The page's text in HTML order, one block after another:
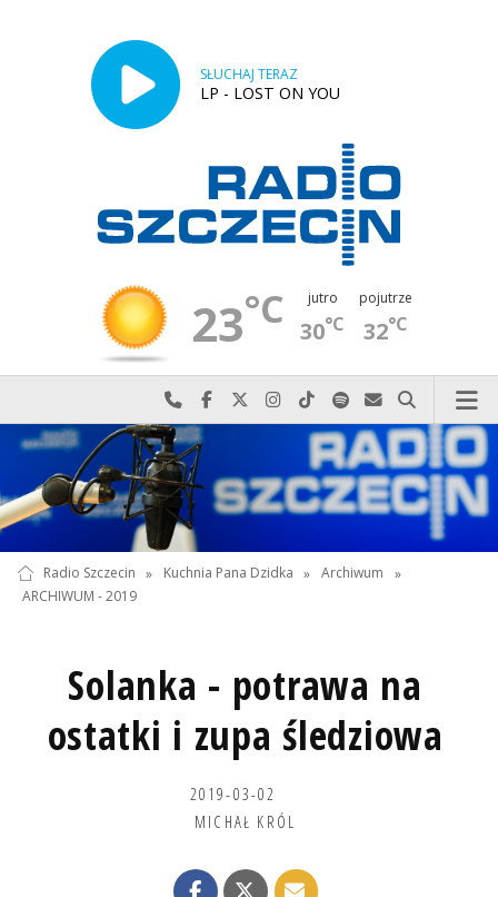
SŁUCHAJ TERAZ
LP - LOST ON YOU
23°C jutro
30°C
pojutrze
32°C
Najlepiej po prostu do nas zadzwoń
Odwiedź nas na Facebook-u
Odwiedź nas na X
Odwiedź nas na Instagram-ie
Odwiedź nas na TikTok-u
Szukaj nas na Spotify
Wyślij do nas
Szukaj
Radio Szczecin » Kuchnia Pana Dzidka » Archiwum
»
ARCHIWUM - 2019
Solanka - potrawa na
ostatki i zupa śledziowa
2019-03-02
MICHAŁ KRÓL